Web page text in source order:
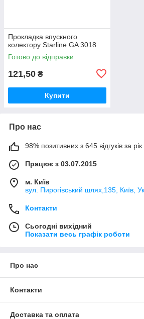
Прокладка впускного
колектору Starline GA 3018
Готово до відправки
121,50 ₴
Купити
Про нас
98% позитивних з 645 відгуків за рік
Працює з 03.07.2015
м. Київ
вул. Пирогівський шлях,135, Київ,
Контакти
Сьогодні вихідний
Показати весь графік роботи
Про нас
Контакти
Доставка та оплата